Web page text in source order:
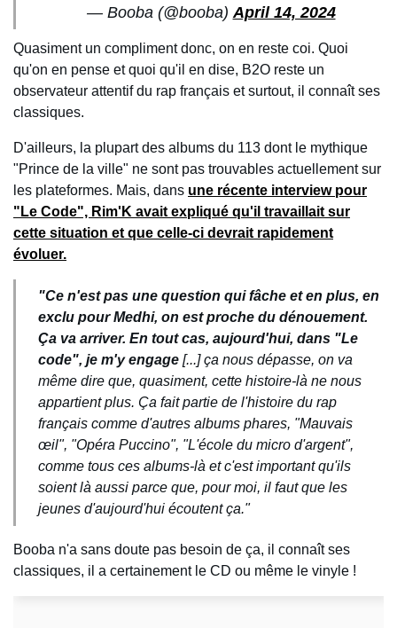
— Booba (@booba)April 14, 2024
Quasiment un compliment donc, on en reste coi. Quoi
qu'on en pense et quoi qu'il en dise, B2O reste un
observateur attentif du rap français et surtout, il connaît ses
classiques.
D'ailleurs, la plupart des albums du 113 dont le mythique
"Prince de la ville" ne sont pas trouvables actuellement sur
les plateformes. Mais, dans une récente interview pour
"Le Code", Rim'K avait expliqué qu'il travaillait sur
cette situation et que celle-ci devrait rapidement
évoluer.
"Ce n'est pas une question qui fâche et en plus, en
exclu pour Medhi, on est proche du dénouement.
Ça va arriver. En tout cas, aujourd'hui, dans "Le
code", je m'y engage [...] ça nous dépasse, on va
même dire que, quasiment, cette histoire-là ne nous
appartient plus. Ça fait partie de l'histoire du rap
français comme d'autres albums phares, "Mauvais
œil", "Opéra Puccino", "L'école du micro d'argent",
comme tous ces albums-là et c'est important qu'ils
soient là aussi parce que, pour moi, il faut que les
jeunes d'aujourd'hui écoutent ça."
Booba n'a sans doute pas besoin de ça, il connaît ses
classiques, il a certainement le CD ou même le vinyle !